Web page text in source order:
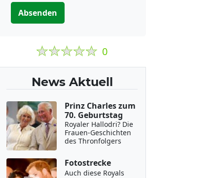
Absenden
0
News Aktuell
Prinz Charles zum
70. Geburtstag
Royaler Hallodri? Die
Frauen-Geschichten
des Thronfolgers
Fotostrecke
Auch diese Royals